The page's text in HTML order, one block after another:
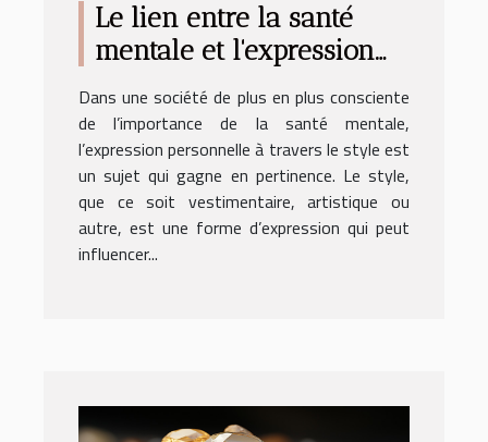
Le lien entre la santé
mentale et l'expression
personnelle à travers le
style
Dans une société de plus en plus consciente
de l’importance de la santé mentale,
l’expression personnelle à travers le style est
un sujet qui gagne en pertinence. Le style,
que ce soit vestimentaire, artistique ou
autre, est une forme d’expression qui peut
influencer...